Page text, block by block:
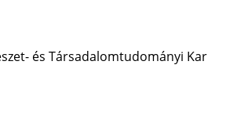
és Társadalomtudományi Kar